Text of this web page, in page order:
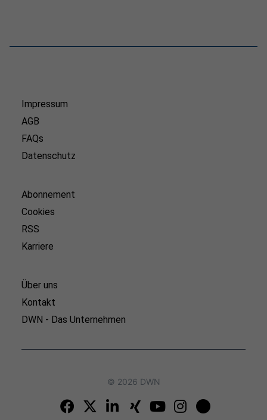
Impressum
AGB
FAQs
Datenschutz
Abonnement
Cookies
RSS
Karriere
Über uns
Kontakt
DWN - Das Unternehmen
© 2026 DWN